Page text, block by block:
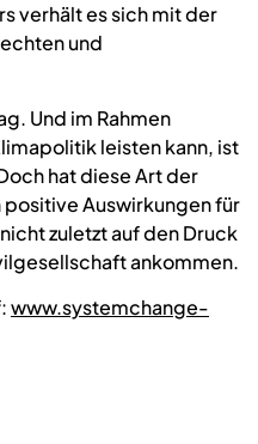
verhält es sich mit der
und
Und im Rahmen
leisten kann, ist
hat diese Art der
Auswirkungen für
zuletzt auf den Druck
ankommen.
www.systemchange-